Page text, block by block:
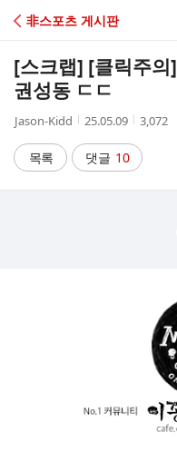
C
A
非스포츠 게시판
[스크랩] [클릭주의]
권성동 ㄷㄷ
작
자
Jason-Kidd
작
시
간
25.05.09
조
수
3,072
목록 댓글 10